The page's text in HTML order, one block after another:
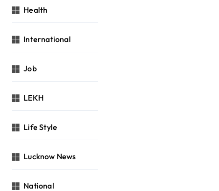
Health
International
Job
LEKH
Life Style
Lucknow News
National